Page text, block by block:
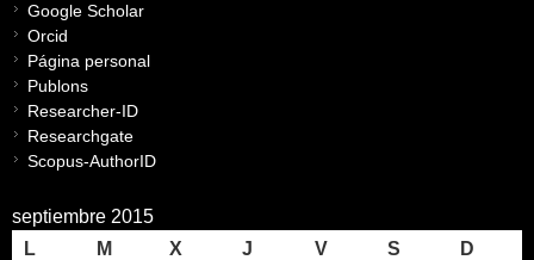
Google Scholar
Orcid
Página personal
Publons
Researcher-ID
Researchgate
Scopus-AuthorID
septiembre 2015
L
M X J V S
D